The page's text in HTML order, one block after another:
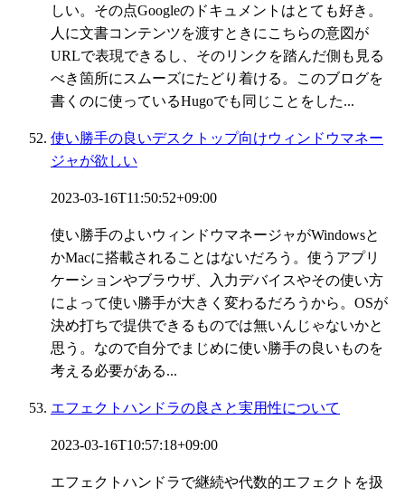
しい。その点Googleのドキュメントはとても好き。
人に文書コンテンツを渡すときにこちらの意図が
URLで表現できるし、そのリンクを踏んだ側も見る
べき箇所にスムーズにたどり着ける。このブログを
書くのに使っているHugoでも同じことをした...
使い勝手の良いデスクトップ向けウィンドウマネー
ジャが欲しい
2023-03-16T11:50:52+09:00
使い勝手のよいウィンドウマネージャがWindowsと
かMacに搭載されることはないだろう。使うアプリ
ケーションやブラウザ、入力デバイスやその使い方
によって使い勝手が大きく変わるだろうから。OSが
決め打ちで提供できるものでは無いんじゃないかと
思う。なので自分でまじめに使い勝手の良いものを
考える必要がある...
エフェクトハンドラの良さと実用性について
2023-03-16T10:57:18+09:00
エフェクトハンドラで継続や代数的エフェクトを扱